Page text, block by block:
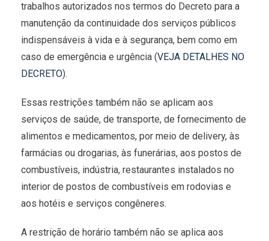
trabalhos autorizados nos termos do Decreto para a
manutenção da continuidade dos serviços públicos
indispensáveis à vida e à segurança, bem como em
caso de emergência e urgência (VEJA DETALHES NO
DECRETO).
Essas restrições também não se aplicam aos
serviços de saúde, de transporte, de fornecimento de
alimentos e medicamentos, por meio de delivery, às
farmácias ou drogarias, às funerárias, aos postos de
combustíveis, indústria, restaurantes instalados no
interior de postos de combustíveis em rodovias e
aos hotéis e serviços congêneres.
A restrição de horário também não se aplica aos